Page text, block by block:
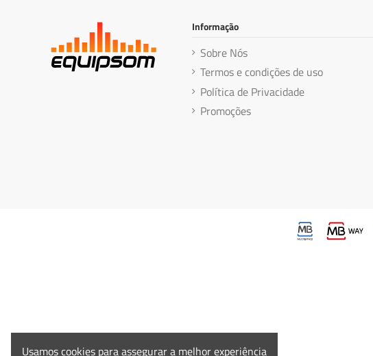
Informação
Sobre Nós
Termos e condições de uso
Política de Privacidade
Promoções
Usamos cookies para assegurar a melhor experiência